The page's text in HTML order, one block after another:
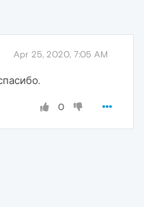
Apr 25, 2020, 7:05 AM
0